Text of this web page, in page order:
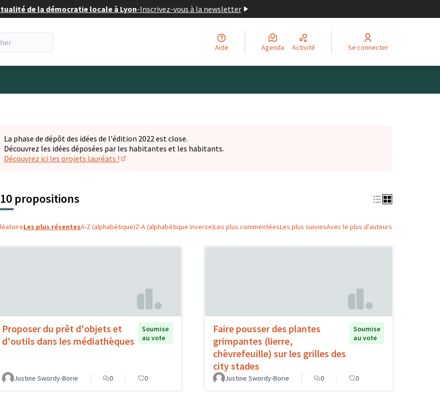
de la démocratie locale à Lyon-Inscrivez-vous à la newsletter
Aide Agenda Activité Se connecter
La phase de dépôt des idées de l'édition 2022 est close.
Découvrez les idées déposées par les habitantes et les habitants.
Découvrez ici les projets lauréats !
propositions
Les plus récentesA-Z (alphabétique)Z-A (alphabétique inverse)Les plus commentéesLes plus suiviesAvec le plus d'auteurs
Proposer du prêt d'objets et
d'outils dans les médiathèques
Soumise
au vote
Justine Swordy-Borie 0 0
Faire pousser des plantes
grimpantes (lierre,
chèvrefeuille) sur les grilles des
city stades
Soumise
au vote
Justine Swordy-Borie 0 0